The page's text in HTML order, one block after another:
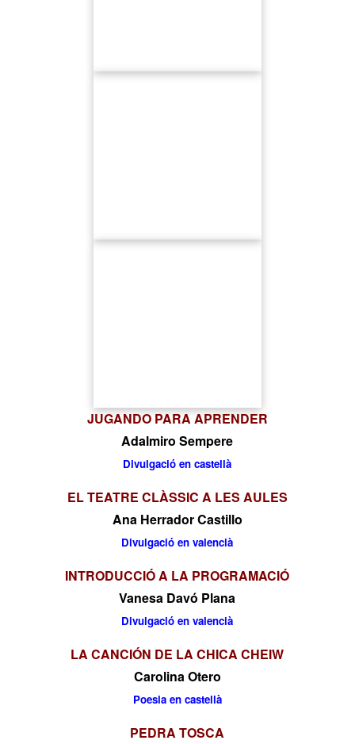
PEDRATOSCA
LA CANCIÓN DE LA CHICA CHEIW
Carolina Otero
Poesia en castellà
INTRODUCCIÓ A LA PROGRAMACIÓ
Vanesa Davó Plana
Divulgació en valencià
EL TEATRE CLÀSSIC A LES AULES
Ana Herrador Castillo
Divulgació en valencià
JUGANDO PARA APRENDER
Adalmiro Sempere
Divulgació en castellà